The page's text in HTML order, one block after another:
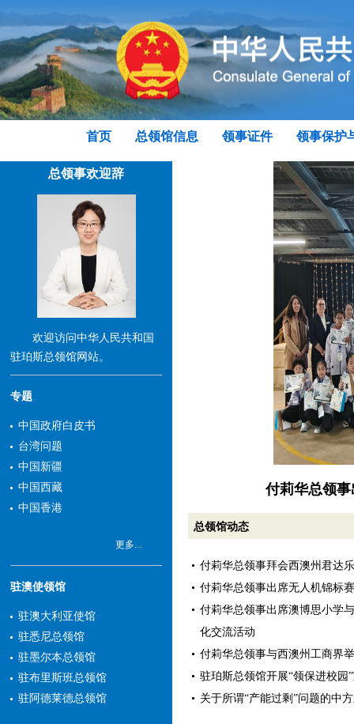
首页 总领馆信息 领事证件 领事保护
总领事欢迎辞
欢迎访问中华人民共和国
驻珀斯总领馆网站。
专题
中国政府白皮书
台湾问题
中国新疆
中国西藏
中国香港
更多...
驻澳使领馆
驻澳大利亚使馆
驻悉尼总领馆
驻墨尔本总领馆
驻布里斯班总领馆
驻阿德莱德总领馆
付莉华总领
总领馆动态
付莉华总领事拜会西澳州君达
付莉华总领事出席无人机锦标
付莉华总领事出席澳博思小学
化交流活动
付莉华总领事与西澳州工商界
驻珀斯总领馆开展“领保进校园
关于所谓“产能过剩”问题的中